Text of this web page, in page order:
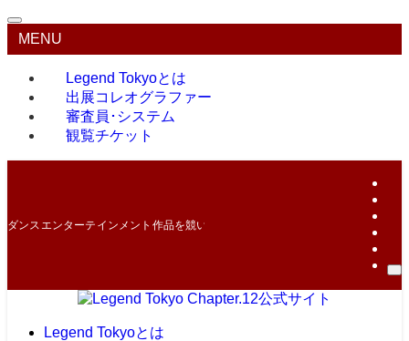
MENU
Legend Tokyoとは
出展コレオグラファー
審査員･システム
観覧チケット
ダンスエンターテインメント作品を競い合う最高峰のコンテスト！
Legend Tokyoとは